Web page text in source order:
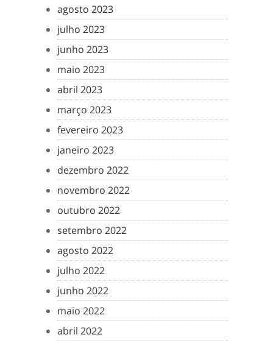
agosto 2023
julho 2023
junho 2023
maio 2023
abril 2023
março 2023
fevereiro 2023
janeiro 2023
dezembro 2022
novembro 2022
outubro 2022
setembro 2022
agosto 2022
julho 2022
junho 2022
maio 2022
abril 2022